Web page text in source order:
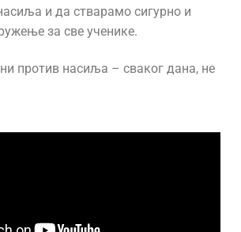
и да стварамо сигурно и
за све ученике.
против насиља – сваког дана, не